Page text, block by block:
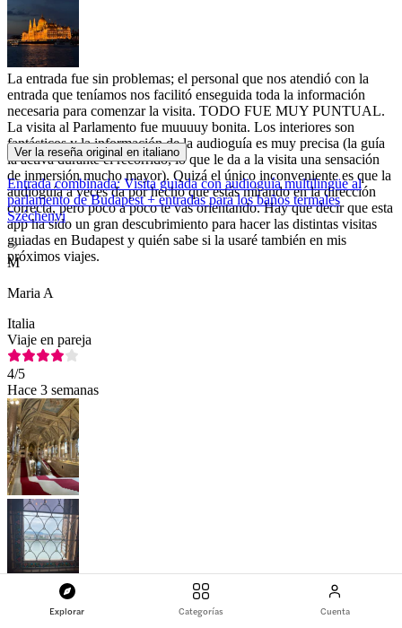
Explorar Categorías Cuenta
La entrada fue sin problemas; el personal que nos atendió con la
entrada que teníamos nos facilitó enseguida toda la información
necesaria para comenzar la visita. TODO FUE MUY PUNTUAL.
La visita al Parlamento fue muuuuy bonita. Los interiores son
fantásticos y la información de la audioguía es muy precisa (la guía
la activa durante el recorrido, lo que le da a la visita una sensación
de inmersión mucho mayor). Quizá el único inconveniente es que la
audioguía a veces da por hecho que estás mirando en la dirección
correcta, pero poco a poco te vas orientando. Hay que decir que esta
app ha sido un gran descubrimiento para hacer las distintas visitas
guiadas en Budapest y quién sabe si la usaré también en mis
próximos viajes.
Ver la reseña original en italiano
Entrada combinada: Visita guiada con audioguía multilingüe al
parlamento de Budapest + entradas para los baños termales
Széchenyi
M
Maria A
Italia
Viaje en pareja
4/5
Hace 3 semanas
La comodidad de la visita, el acceso y las explicaciones concisas. El